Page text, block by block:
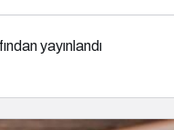
yayınlandı